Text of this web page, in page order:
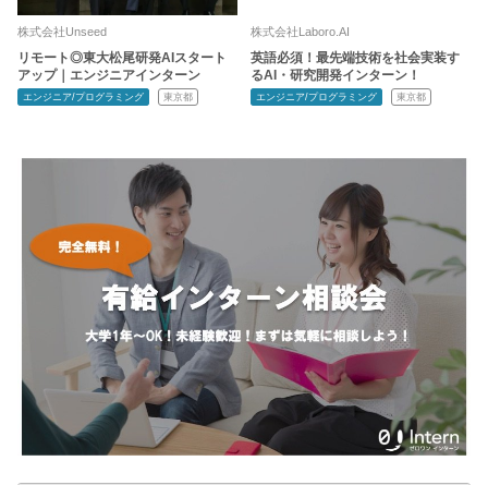
株式会社Unseed
リモート◎東大松尾研発AIスタート
アップ｜エンジニアインターン
エンジニア/プログラミング 東京都
株式会社Laboro.AI
英語必須！最先端技術を社会実装す
るAI・研究開発インターン！
エンジニア/プログラミング 東京都